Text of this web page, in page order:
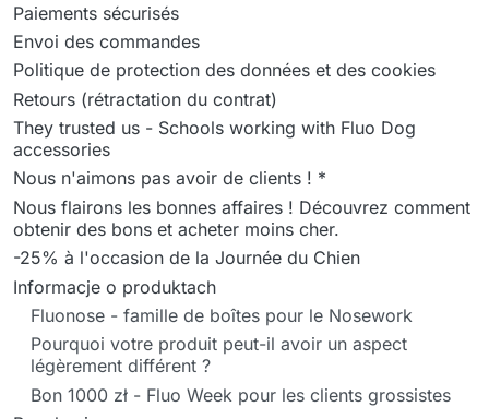
Paiements sécurisés
Envoi des commandes
Politique de protection des données et des cookies
Retours (rétractation du contrat)
They trusted us - Schools working with Fluo Dog
accessories
Nous n'aimons pas avoir de clients ! *
Nous flairons les bonnes affaires ! Découvrez comment
obtenir des bons et acheter moins cher.
-25% à l'occasion de la Journée du Chien
Informacje o produktach
Fluonose - famille de boîtes pour le Nosework
Pourquoi votre produit peut-il avoir un aspect
légèrement différent ?
Bon 1000 zł - Fluo Week pour les clients grossistes